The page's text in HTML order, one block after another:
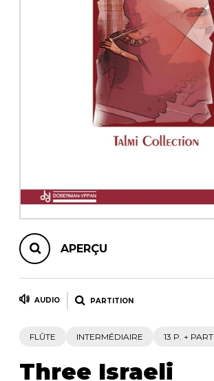
AUTRES PRODUITS
APERÇU
AUDIO PARTITION
FLÛTE INTERMÉDIAIRE 13 P. +
Three Israeli